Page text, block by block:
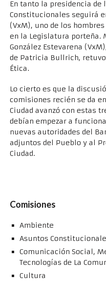
En tanto la presidencia de
Constitucionales seguirá
(VxM), uno de los
en la Legislatura porteña.
González Estevarena
de Patricia Bullrich,
Ética.
Lo cierto es que la
comisiones recién se da
Ciudad avanzó con estas
debían empezar a
nuevas autoridades del
adjuntos del Pueblo y al
Ciudad.
Comisiones
Ambiente
Asuntos
Comunicación Social,
Tecnologías de La
Cultura